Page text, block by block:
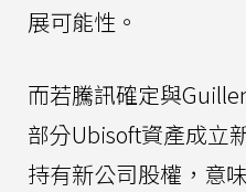
展可能性。
而若騰訊確定與
部分Ubisoft資產成立
持有新公司股權，意